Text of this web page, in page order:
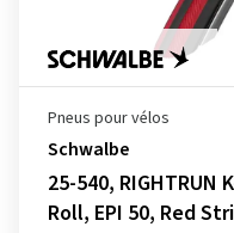
Pneus pour vélos
Schwalbe
25-540,
Roll, EPI 50, Red